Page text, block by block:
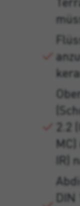
2.2
IR)
DIN